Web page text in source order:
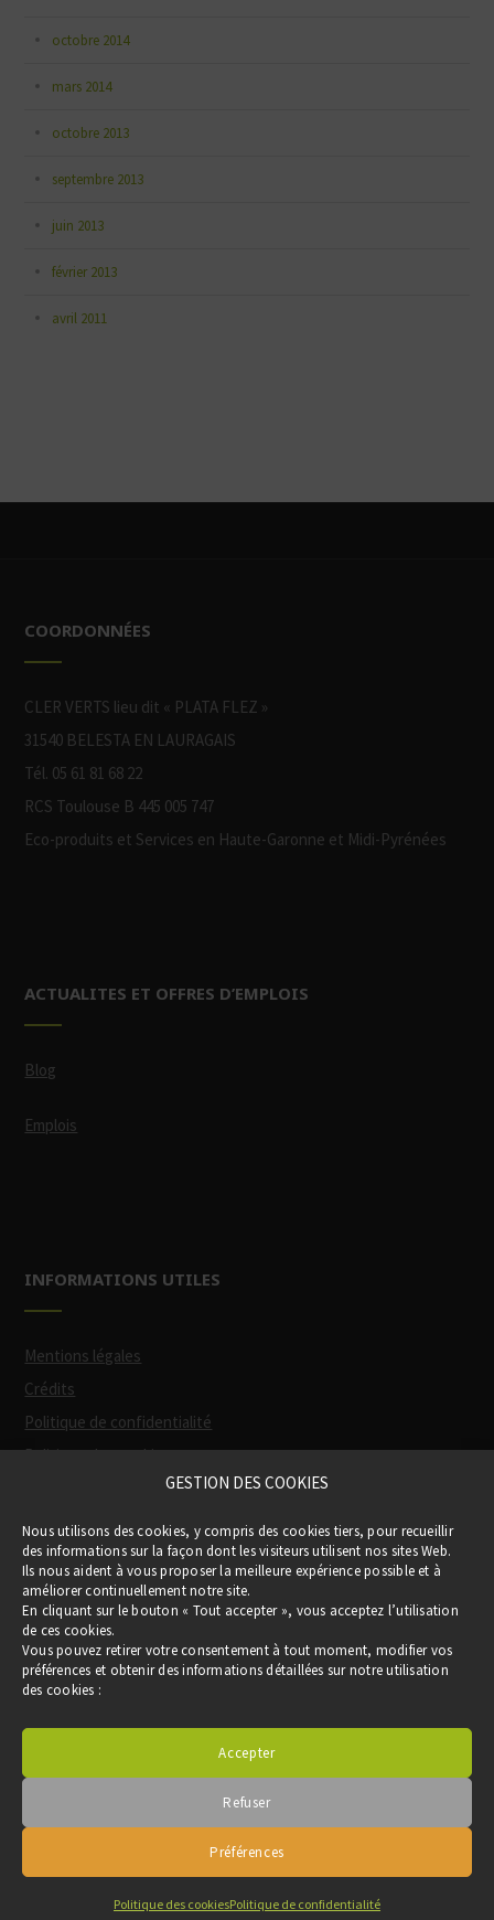
GESTION DES COOKIES
Nous utilisons des cookies, y compris des cookies tiers, pour recueillir
des informations sur la façon dont les visiteurs utilisent nos sites Web.
Ils nous aident à vous proposer la meilleure expérience possible et à
améliorer continuellement notre site.
En cliquant sur le bouton « Tout accepter », vous acceptez l’utilisation
de ces cookies.
Vous pouvez retirer votre consentement à tout moment, modifier vos
préférences et obtenir des informations détaillées sur notre utilisation
des cookies :
Accepter
Refuser
Préférences
Politique des cookiesPolitique de confidentialité
octobre 2014
mars 2014
octobre 2013
septembre 2013
juin 2013
février 2013
avril 2011
COORDONNÉES
CLER VERTS lieu dit « PLATA FLEZ »
31540 BELESTA EN LAURAGAIS
Tél. 05 61 81 68 22
RCS Toulouse B 445 005 747
Eco-produits et Services en Haute-Garonne et Midi-Pyrénées
ACTUALITES ET OFFRES D’EMPLOIS
Blog
Emplois
INFORMATIONS UTILES
Mentions légales
Crédits
Politique de confidentialité
Politique des cookies
le Pass Occitanie)
Copyright © 2019 CLER VERTS - Tous droits réservés -